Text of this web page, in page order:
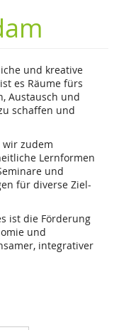
und kreative
es Räume fürs
Austausch und
schaffen und
zudem
Lernformen
und
für diverse Ziel-
ist die Förderung
und
integrativer